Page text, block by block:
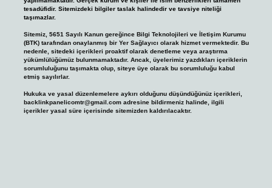
tesadüfidir. Sitemizdeki bilgiler taslak halindedir ve tavsiye niteliği
taşımazlar.
Sitemiz, 5651 Sayılı Kanun gereğince Bilgi Teknolojileri ve İletişim Kurumu
(BTK) tarafından onaylanmış bir Yer Sağlayıcı olarak hizmet vermektedir. Bu
nedenle, sitedeki içerikleri proaktif olarak denetleme veya araştırma
yükümlülüğümüz bulunmamaktadır. Ancak, üyelerimiz yazdıkları içeriklerin
sorumluluğunu taşımakta olup, siteye üye olarak bu sorumluluğu kabul
etmiş sayılırlar.
Hukuka ve yasal düzenlemelere aykırı olduğunu düşündüğünüz içerikleri,
backlinkpanelicomtr@gmail.comadresine bildirmeniz halinde, ilgili
içerikler yasal süre içerisinde sitemizden kaldırılacaktır.